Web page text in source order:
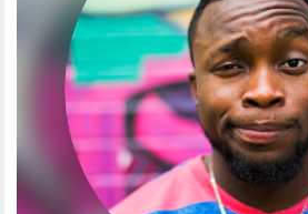
Wie du erfolgreicher bei yoomee wirst
Die 9 besten yoomee-Eisbrecher
Musik für den heißesten Sommer